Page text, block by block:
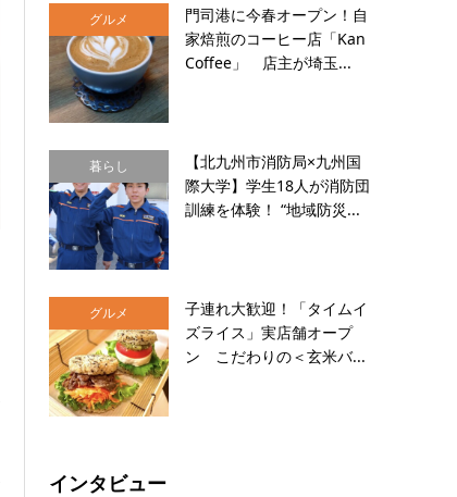
グルメ
門司港に今春オープン！自
家焙煎のコーヒー店「Kan
Coffee」 店主が埼玉...
暮らし
【北九州市消防局×九州国
際大学】学生18人が消防団
訓練を体験！ “地域防災...
グルメ
子連れ大歓迎！「タイムイ
ズライス」実店舗オープ
ン こだわりの＜玄米バ...
インタビュー